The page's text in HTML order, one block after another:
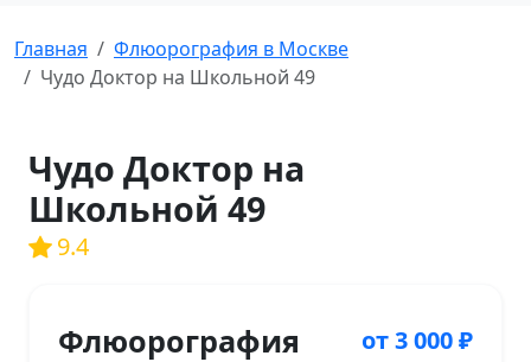
Главная
Флюорография в Москве
Чудо Доктор на Школьной 49
Чудо Доктор на
Школьной 49
9.4
Флюорография от 3 000 ₽